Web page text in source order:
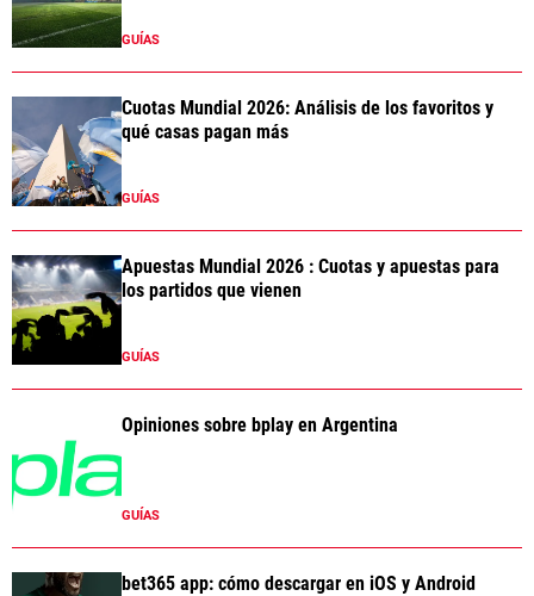
GUÍAS
Cuotas Mundial 2026: Análisis de los favoritos y
qué casas pagan más
GUÍAS
Apuestas Mundial 2026 : Cuotas y apuestas para
los partidos que vienen
GUÍAS
Opiniones sobre bplay en Argentina
GUÍAS
bet365 app: cómo descargar en iOS y Android